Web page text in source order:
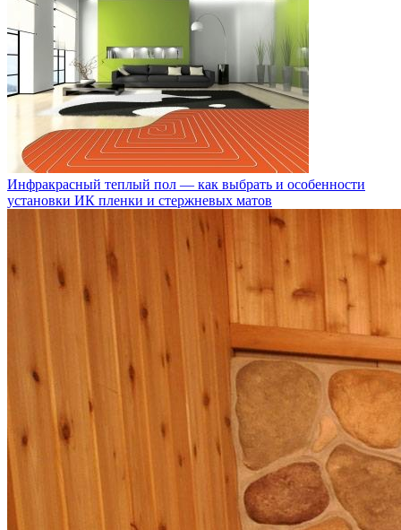
Инфракрасный теплый пол — как выбрать и особенности
установки ИК пленки и стержневых матов